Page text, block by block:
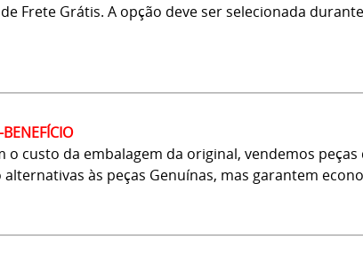
Frete Grátis. A opção deve ser selecionada
o custo da embalagem da original, vendemos peças
às peças Genuínas, mas garantem